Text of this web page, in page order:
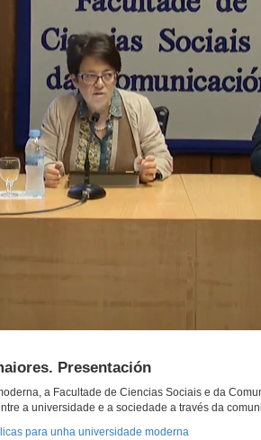
Presentación
a Facultade de Ciencias Sociais e da
a universidade e a sociedade a través da
para unha universidade moderna